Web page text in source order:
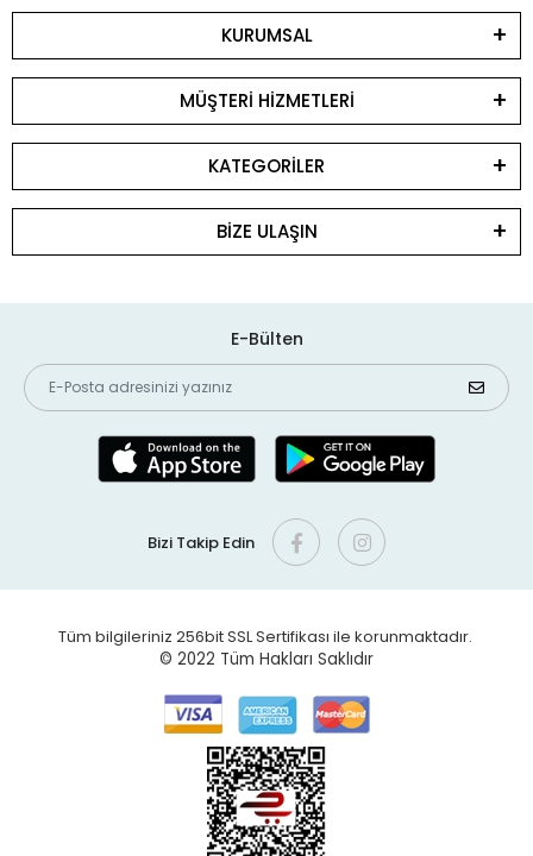
KURUMSAL
MÜŞTERİ HİZMETLERİ
KATEGORİLER
BİZE ULAŞIN
E-Bülten
Bizi Takip Edin
Tüm bilgileriniz 256bit SSL Sertifikası ile korunmaktadır.
© 2022 Tüm Hakları Saklıdır